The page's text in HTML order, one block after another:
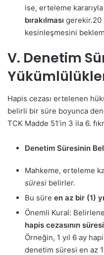
ise, erteleme
bırakılması gerekir.20
kesinleşmesini
V. Denetim
Hapis cezası ertelenen
belirli bir süre boyunca
TCK Madde 51’in 3 ila 6.
Denetim Süresinin
Mahkeme, erteleme
süresi belirler.
Bu süre en az bir (1)
Önemli Kural:
hapis cezasının
Örneğin, 1 yıl 6 ay
denetim süresi en az